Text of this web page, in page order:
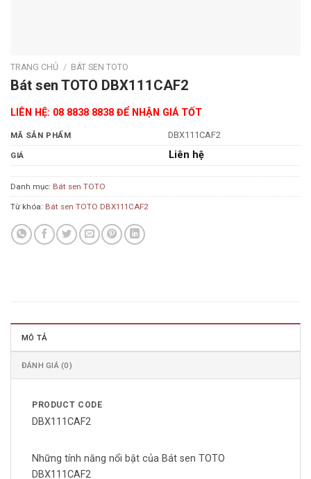
TRANG CHỦ / BÁT SEN TOTO
Bát sen TOTO DBX111CAF2
LIÊN HỆ: 08 8838 8838 ĐỂ NHẬN GIÁ TỐT
MÃ SẢN PHẨM DBX111CAF2
GIÁ Liên hệ
Danh mục: Bát sen TOTO
Từ khóa: Bát sen TOTO DBX111CAF2
MÔ TẢ
ĐÁNH GIÁ (0)
PRODUCT CODE
DBX111CAF2
Những tính năng nổi bật của Bát sen TOTO
DBX111CAF2